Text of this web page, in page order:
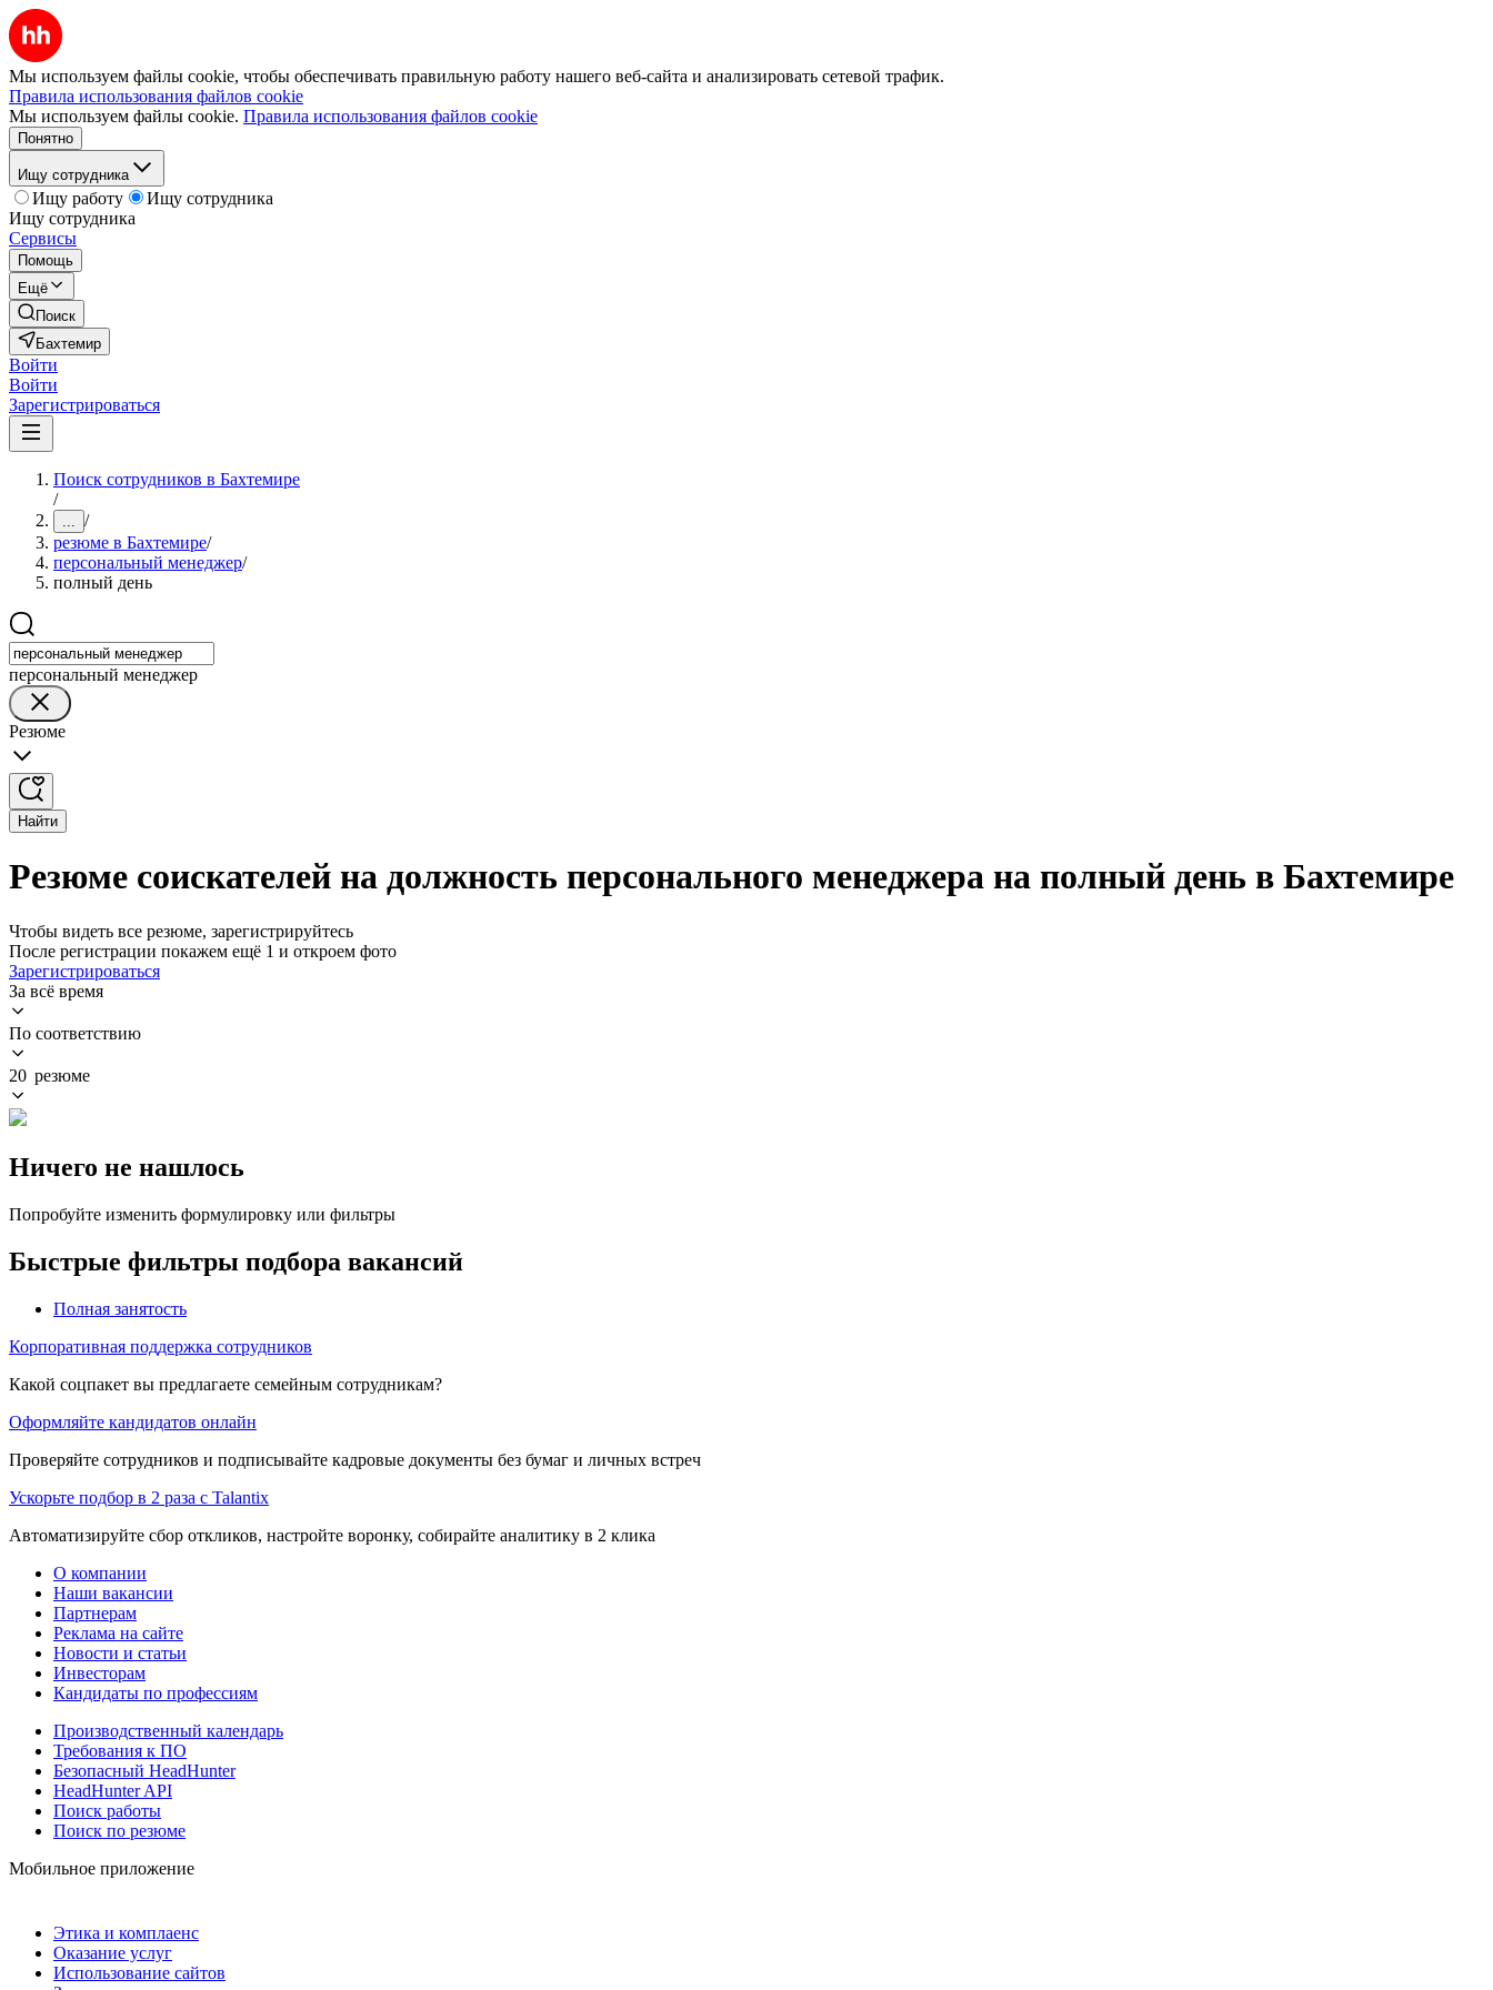
Мы используем файлы cookie, чтобы обеспечивать правильную работу нашего веб-сайта и анализировать сетевой трафик.
Правила использования файлов cookie
Мы используем файлы cookie. Правила использования файлов cookie
Понятно
Ищу сотрудника
Ищу работу
Ищу сотрудника
Ищу сотрудника
Сервисы
Помощь
Ещё
Поиск
Бахтемир
Войти
Войти
Зарегистрироваться
Поиск сотрудников в Бахтемире
/
... /
резюме в Бахтемире/
персональный менеджер/
полный день
персональный менеджер
Резюме
Найти
Резюме соискателей на должность персонального менеджера на полный день в Бахтемире
Чтобы видеть все резюме, зарегистрируйтесь
После регистрации покажем ещё 1 и откроем фото
Зарегистрироваться
За всё время
По соответствию
20 резюме
Ничего не нашлось
Попробуйте изменить формулировку или фильтры
Быстрые фильтры подбора вакансий
Полная занятость
Корпоративная поддержка сотрудников
Какой соцпакет вы предлагаете семейным сотрудникам?
Оформляйте кандидатов онлайн
Проверяйте сотрудников и подписывайте кадровые документы без бумаг и личных встреч
Ускорьте подбор в 2 раза с Talantix
Автоматизируйте сбор откликов, настройте воронку, собирайте аналитику в 2 клика
О компании
Наши вакансии
Партнерам
Реклама на сайте
Новости и статьи
Инвесторам
Кандидаты по профессиям
Производственный календарь
Требования к ПО
Безопасный HeadHunter
HeadHunter API
Поиск работы
Поиск по резюме
Мобильное приложение
Этика и комплаенс
Оказание услуг
Использование сайтов